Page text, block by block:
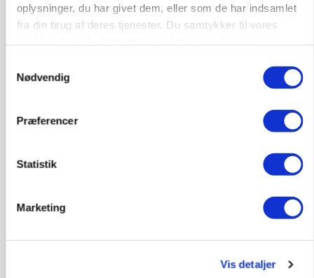
oplysninger, du har givet dem, eller som de har indsamlet
fra din brug af deres tjenester. Du samtykker til vores
Nødvendig
Præferencer
Statistik
Marketing
Vis detaljer
katastrofe
Annonce